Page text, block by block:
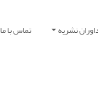
نشریه تماس با ما